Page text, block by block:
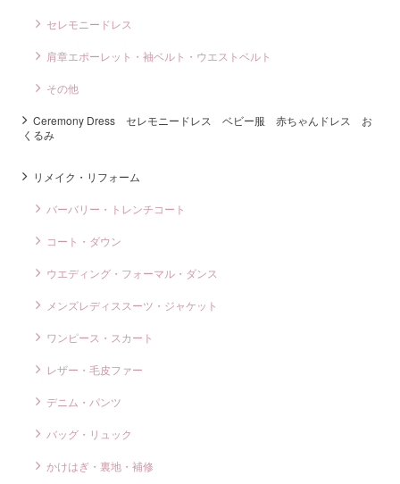
セレモニードレス
肩章エポーレット・袖ベルト・ウエストベルト
その他
Ceremony Dress セレモニードレス ベビー服 赤ちゃんドレス お
くるみ
リメイク・リフォーム
バーバリー・トレンチコート
コート・ダウン
ウエディング・フォーマル・ダンス
メンズレディススーツ・ジャケット
ワンピース・スカート
レザー・毛皮ファー
デニム・パンツ
バッグ・リュック
かけはぎ・裏地・補修